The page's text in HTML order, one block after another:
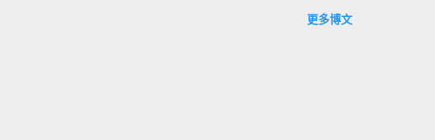
造的工序 推导出来。 五、文学与结构观察 Vayakhel 与 创世记 1–2 有明显呼应
息 第七日安息 📌 这暗示： 会幕 = 新创造的中心。 Robert Alter 指出： 这段文
更多博文